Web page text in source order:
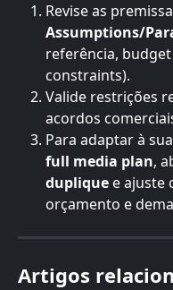
Revise as
Assumptions/
referência,
constraints).
Valide restrições
acordos
Para adaptar à
full media plan,
duplique e ajuste
orçamento e
Artigos